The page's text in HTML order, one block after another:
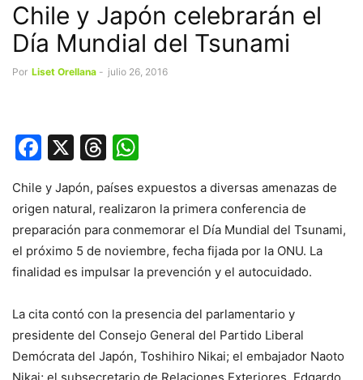
Chile y Japón celebrarán el
Día Mundial del Tsunami
Por Liset Orellana - julio 26, 2016
Facebook
X Threads
Chile y Japón, países expuestos a diversas amenazas de
origen natural, realizaron la primera conferencia de
preparación para conmemorar el Día Mundial del Tsunami,
el próximo 5 de noviembre, fecha fijada por la ONU. La
finalidad es impulsar la prevención y el autocuidado.
La cita contó con la presencia del parlamentario y
presidente del Consejo General del Partido Liberal
Demócrata del Japón, Toshihiro Nikai; el embajador Naoto